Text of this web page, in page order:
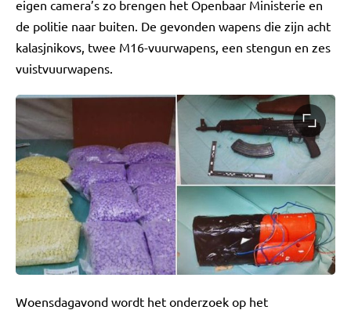
eigen camera’s zo brengen het Openbaar Ministerie en
de politie naar buiten. De gevonden wapens die zijn acht
kalasjnikovs, twee M16-vuurwapens, een stengun en zes
vuistvuurwapens.
Woensdagavond wordt het onderzoek op het